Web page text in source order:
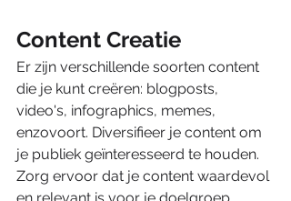
Content Creatie
Er zijn verschillende soorten content
die je kunt creëren: blogposts,
video's, infographics, memes,
enzovoort. Diversifieer je content om
je publiek geïnteresseerd te houden.
Zorg ervoor dat je content waardevol
en relevant is voor je doelgroep.